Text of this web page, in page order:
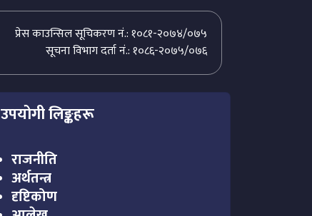
प्रेस काउन्सिल सूचिकरण नं.: १०८१-२०७४/०७५
सूचना विभाग दर्ता नं.: १०८६-२०७५/०७६
उपयोगी लिङ्कहरू
राजनीति
अर्थतन्त्र
दृष्टिकोण